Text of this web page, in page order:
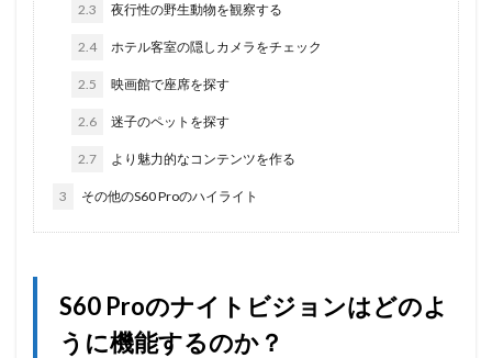
2.3 夜行性の野生動物を観察する
2.4 ホテル客室の隠しカメラをチェック
2.5 映画館で座席を探す
2.6 迷子のペットを探す
2.7 より魅力的なコンテンツを作る
3 その他のS60 Proのハイライト
S60 Proのナイトビジョンはどのよ
うに機能するのか？